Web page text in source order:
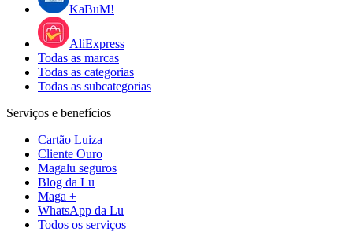
KaBuM!
AliExpress
Todas as marcas
Todas as categorias
Todas as subcategorias
Serviços e benefícios
Cartão Luiza
Cliente Ouro
Magalu seguros
Blog da Lu
Maga +
WhatsApp da Lu
Todos os serviços